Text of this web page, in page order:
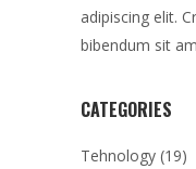
adipiscing elit.
bibendum sit
CATEGORIES
Tehnology (19)